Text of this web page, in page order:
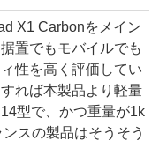
X1 Carbonをメイン
置でもモバイルでも
性を高く評価してい
れば本製品より軽量
型で、かつ重量が1k
スの製品はそうそう